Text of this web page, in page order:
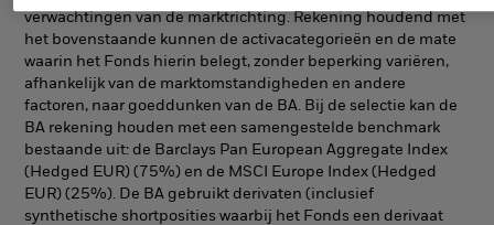
verwachtingen van de marktrichting. Rekening houdend met
het bovenstaande kunnen de activacategorieën en de mate
waarin het Fonds hierin belegt, zonder beperking variëren,
afhankelijk van de marktomstandigheden en andere
factoren, naar goeddunken van de BA. Bij de selectie kan de
BA rekening houden met een samengestelde benchmark
bestaande uit: de Barclays Pan European Aggregate Index
(Hedged EUR) (75%) en de MSCI Europe Index (Hedged
EUR) (25%). De BA gebruikt derivaten (inclusief
synthetische shortposities waarbij het Fonds een derivaat